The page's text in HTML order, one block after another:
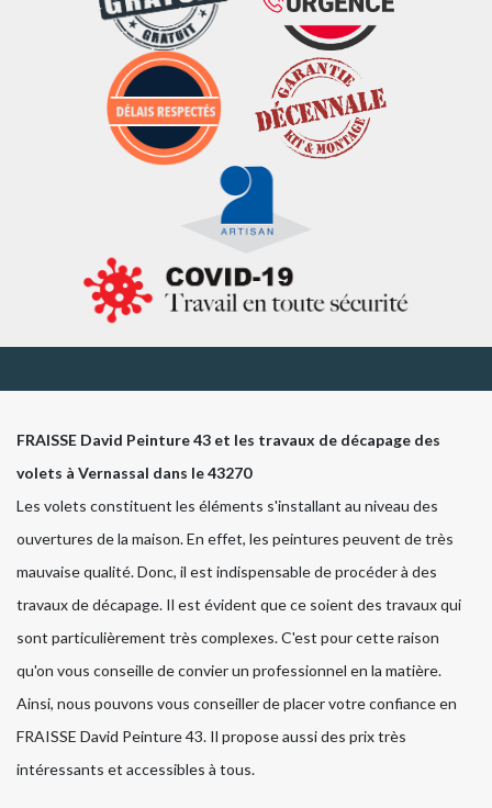
FRAISSE David Peinture 43 et les travaux de décapage des
volets à Vernassal dans le 43270
Les volets constituent les éléments s'installant au niveau des
ouvertures de la maison. En effet, les peintures peuvent de très
mauvaise qualité. Donc, il est indispensable de procéder à des
travaux de décapage. Il est évident que ce soient des travaux qui
sont particulièrement très complexes. C'est pour cette raison
qu'on vous conseille de convier un professionnel en la matière.
Ainsi, nous pouvons vous conseiller de placer votre confiance en
FRAISSE David Peinture 43. Il propose aussi des prix très
intéressants et accessibles à tous.